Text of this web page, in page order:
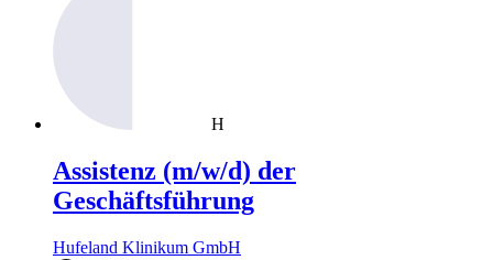
H
Assistenz (m/w/d) der
Geschäftsführung
Hufeland Klinikum GmbH